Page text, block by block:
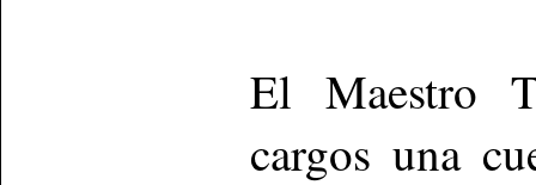
El Maestro
cargos una